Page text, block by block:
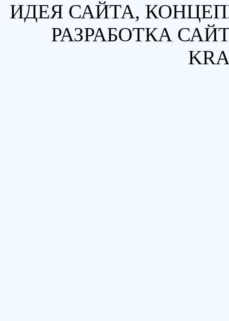
ИДЕЯ САЙТА,
РАЗРАБОТКА